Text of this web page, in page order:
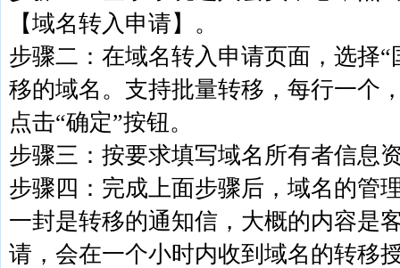
【域名转入申请】。
步骤二：在域名转入申请页面，选择
移的域名。支持批量转移，每行一个
点击“确定”按钮。
步骤三：按要求填写域名所有者信息
步骤四：完成上面步骤后，域名的管
一封是转移的通知信，大概的内容是
请，会在一个小时内收到域名的转移